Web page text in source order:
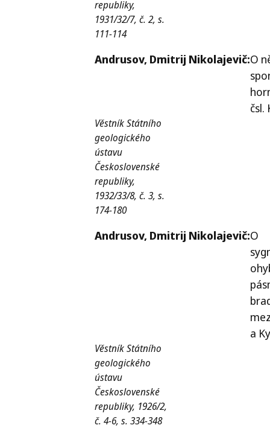
republiky,
1931/32/7, č. 2, s.
111-114
Andrusov, Dmitrij Nikolajevič:O
čsl.
Věstník Státního
geologického
ústavu
Československé
republiky,
1932/33/8, č. 3, s.
174-180
Andrusov, Dmitrij Nikolajevič:O
a
Věstník Státního
geologického
ústavu
Československé
republiky, 1926/2,
č. 4-6, s. 334-348